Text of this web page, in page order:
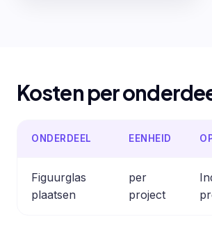
Kosten per
ONDERDEEL EENHEID
Figuurglas
plaatsen
per
project